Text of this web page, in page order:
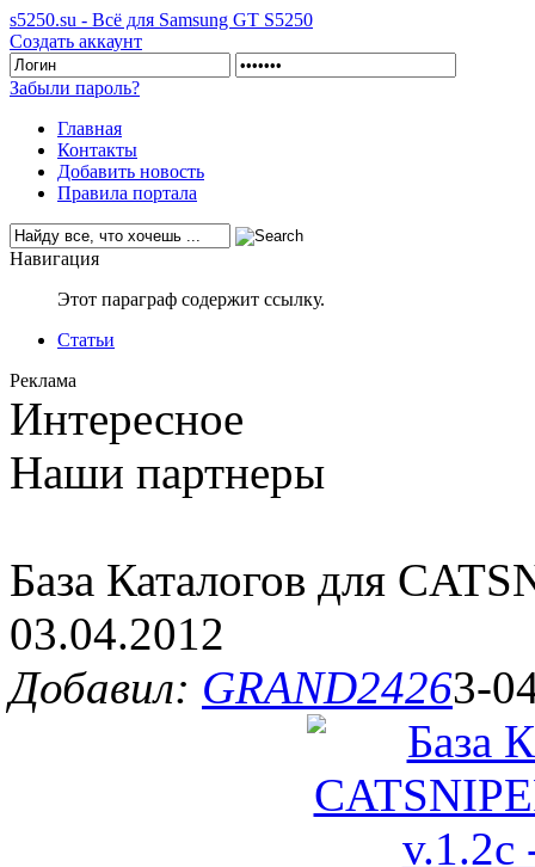
s5250.su - Всё для Samsung GT S5250
Создать аккаунт
Забыли пароль?
Главная
Контакты
Добавить новость
Правила портала
Навигация
Этот параграф содержит ссылку.
Статьи
Реклама
Интересное
Наши партнеры
База Каталогов для
03.04.2012
Добавил: GRAND24263-